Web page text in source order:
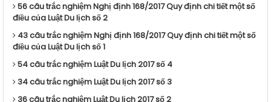
56 câu trắc nghiệm Nghị định 168/2017 Quy định chi tiết một số
điều của Luật Du lịch số 2
43 câu trắc nghiệm Nghị định 168/2017 Quy định chi tiết một số
điều của Luật Du lịch số 1
54 câu trắc nghiệm Luật Du lịch 2017 số 4
34 câu trắc nghiệm Luật Du lịch 2017 số 3
36 câu trắc nghiệm Luật Du lịch 2017 số 2